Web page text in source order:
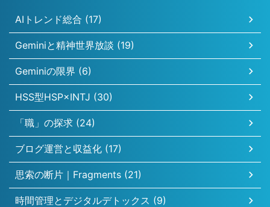
AIトレンド総合 (17)
Geminiと精神世界放談 (19)
Geminiの限界 (6)
HSS型HSP×INTJ (30)
「職」の探求 (24)
ブログ運営と収益化 (17)
思索の断片｜Fragments (21)
時間管理とデジタルデトックス (9)